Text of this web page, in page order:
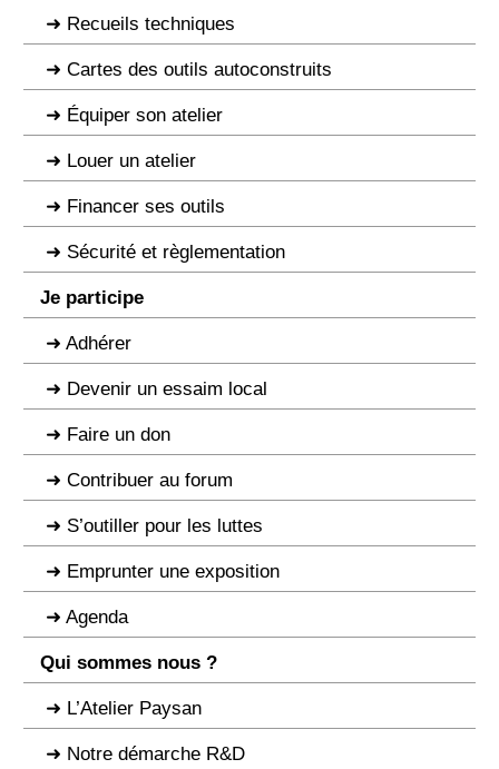
Recueils techniques
Cartes des outils autoconstruits
Équiper son atelier
Louer un atelier
Financer ses outils
Sécurité et règlementation
Je participe
Adhérer
Devenir un essaim local
Faire un don
Contribuer au forum
S’outiller pour les luttes
Emprunter une exposition
Agenda
Qui sommes nous ?
L’Atelier Paysan
Notre démarche R&D